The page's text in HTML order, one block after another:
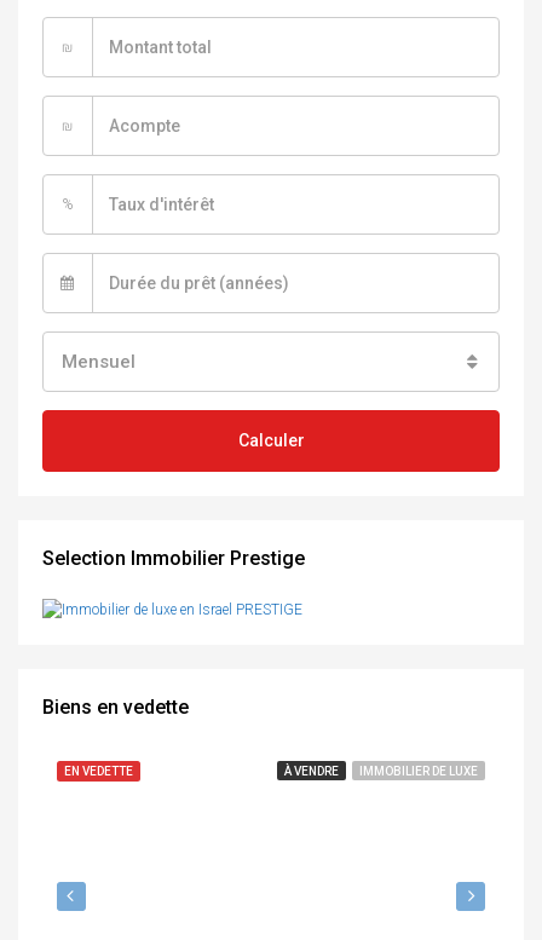
₪
₪
%
Mensuel
Calculer
Selection Immobilier Prestige
Biens en vedette
EN VEDETTE À VENDRE IMMOBILIER DE LUXE